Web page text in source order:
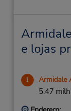
e lojas
1 Armidale
5.47